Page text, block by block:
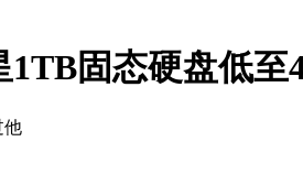
固态硬盘低至
他